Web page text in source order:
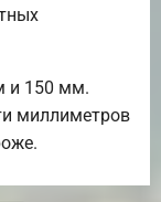
и 150 мм.
миллиметров